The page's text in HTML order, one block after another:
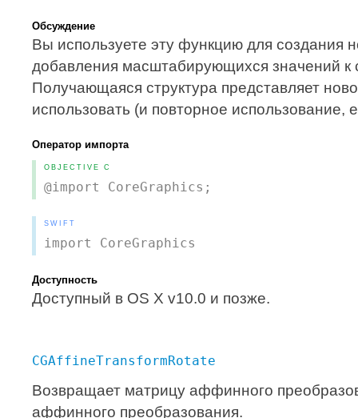
Обсуждение
Вы используете эту функцию для
добавления масштабирующихся значений
Получающаяся структура представляет
использовать (и повторное
Оператор импорта
OBJECTIVE C
@import CoreGraphics;
SWIFT
import CoreGraphics
Доступность
Доступный в OS X v10.0 и позже.
CGAffineTransformRotate
Возвращает матрицу аффинного
аффинного преобразования.